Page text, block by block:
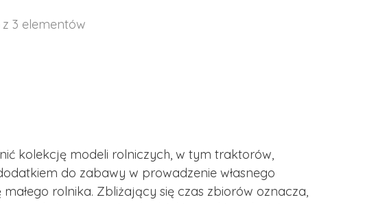
3 elementów
kolekcję modeli rolniczych, w tym traktorów,
do zabawy w prowadzenie własnego
rolnika. Zbliżający się czas zbiorów oznacza,